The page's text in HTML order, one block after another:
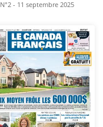
N°2 - 11 septembre 2025